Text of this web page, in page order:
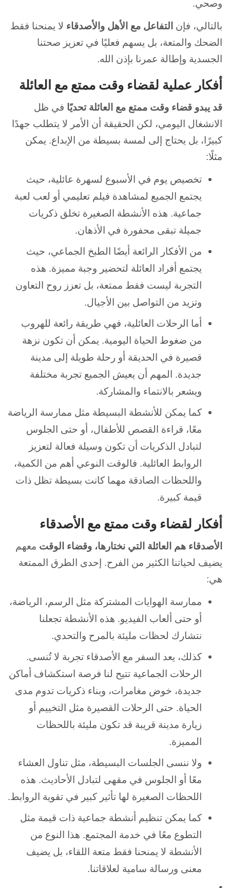
وصحي.
بالتالي، فإن التفاعل مع الأهل والأصدقاء لا يمنحنا فقط
الضحك والمتعة، بل يسهم فعليًا في تعزيز صحتنا
الجسدية وإطالة عمرنا بإذن الله.
أفكار عملية لقضاء وقت ممتع مع العائلة
قد يبدو قضاء وقت ممتع مع العائلة تحديًا في ظل
الانشغال اليومي، لكن الحقيقة أن الأمر لا يتطلب جهدًا
كبيرًا، بل يحتاج إلى لمسة بسيطة من الإبداع. يمكن
مثلًا:
تخصيص يوم في الأسبوع لسهرة عائلية، حيث
يجتمع الجميع لمشاهدة فيلم تعليمي أو لعب لعبة
جماعية. هذه الأنشطة الصغيرة تخلق ذكريات
جميلة تبقى محفورة في الأذهان.
من الأفكار الرائعة أيضًا الطبخ الجماعي، حيث
يجتمع أفراد العائلة لتحضير وجبة مميزة. هذه
التجربة ليست فقط ممتعة، بل تعزز روح التعاون
وتزيد من التواصل بين الأجيال.
أما الرحلات العائلية، فهي طريقة رائعة للهروب
من ضغوط الحياة اليومية. يمكن أن تكون نزهة
قصيرة في الحديقة أو رحلة طويلة إلى مدينة
جديدة. المهم أن يعيش الجميع تجربة مختلفة
ويشعر بالانتماء والمشاركة.
كما يمكن للأنشطة البسيطة مثل ممارسة الرياضة
معًا، قراءة القصص للأطفال، أو حتى الجلوس
لتبادل الذكريات أن تكون وسيلة فعالة لتعزيز
الروابط العائلية. فالوقت النوعي أهم من الكمية،
واللحظات الصادقة مهما كانت بسيطة تظل ذات
قيمة كبيرة.
أفكار لقضاء وقت ممتع مع الأصدقاء
الأصدقاء هم العائلة التي نختارها، وقضاء الوقت معهم
يضيف لحياتنا الكثير من الفرح. إحدى الطرق الممتعة
هي:
ممارسة الهوايات المشتركة مثل الرسم، الرياضة،
أو حتى ألعاب الفيديو. هذه الأنشطة تجعلنا
نتشارك لحظات مليئة بالمرح والتحدي.
كذلك، يعد السفر مع الأصدقاء تجربة لا تُنسى.
الرحلات الجماعية تتيح لنا فرصة استكشاف أماكن
جديدة، خوض مغامرات، وبناء ذكريات تدوم مدى
الحياة. حتى الرحلات القصيرة مثل التخييم أو
زيارة مدينة قريبة قد تكون مليئة باللحظات
المميزة.
ولا ننسى الجلسات البسيطة، مثل تناول العشاء
معًا أو الجلوس في مقهى لتبادل الأحاديث. هذه
اللحظات الصغيرة لها تأثير كبير في تقوية الروابط.
كما يمكن تنظيم أنشطة جماعية ذات قيمة مثل
التطوع معًا في خدمة المجتمع. هذا النوع من
الأنشطة لا يمنحنا فقط متعة اللقاء، بل يضيف
معنى ورسالة سامية لعلاقاتنا.